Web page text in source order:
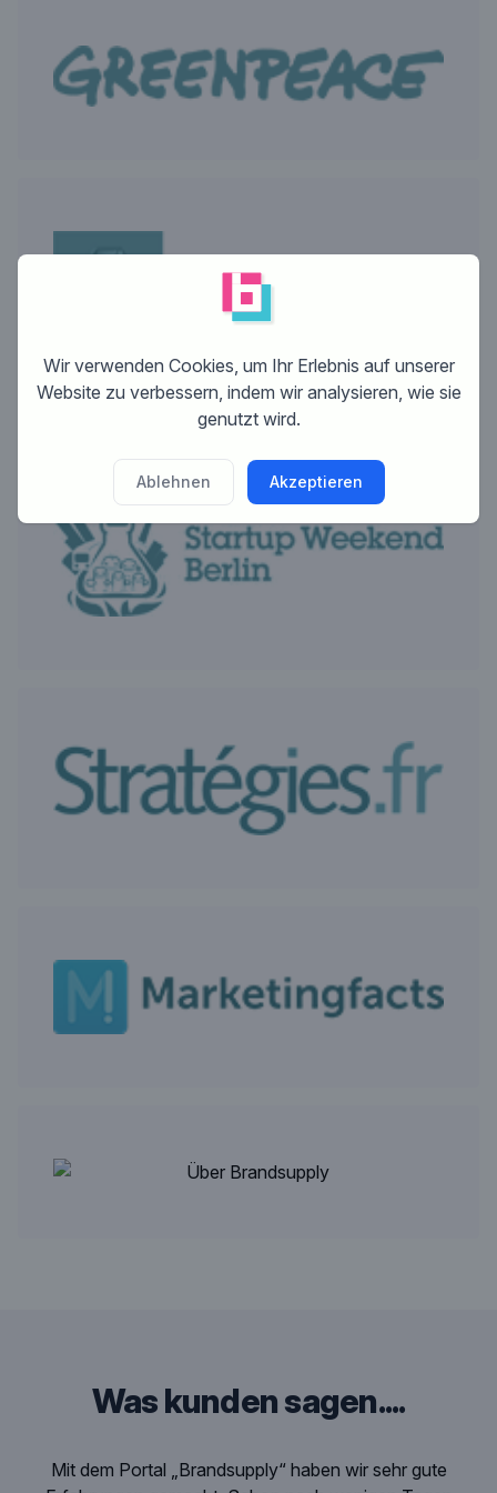
was kunden sagen....
Ich war und bin begeistert von Brandsupply. Als
Wir verwenden Cookies, um Ihr Erlebnis auf unserer
Website zu verbessern, indem wir analysieren, wie sie
genutzt wird.
Ablehnen Akzeptieren